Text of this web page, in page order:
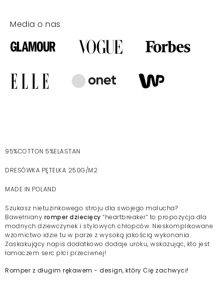
Media o nas
95%COTTON 5%ELASTAN
DRESÓWKA PĘTELKA 250G/M2
MADE IN POLAND
Szukasz nietuzinkowego stroju dla swojego malucha?
Bawełniany romper dziecięcy “heartbreaker” to propozycja dla
modnych dziewczynek i stylowych chłopców. Nieskomplikowane
wzornictwo idzie tu w parze z wysoką jakością wykonania.
Zaskakujący napis dodatkowo dodaje uroku, wskazując, kto jest
łamaczem serc płci przeciwnej!
Romper z długim rękawem - design, który Cię zachwyci!